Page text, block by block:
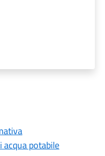
potabile